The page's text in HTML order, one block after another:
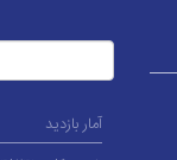
آمار بازدید